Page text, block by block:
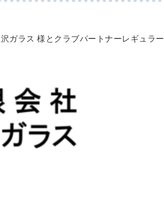
ガラス 様と クラブパートナーレギュラー